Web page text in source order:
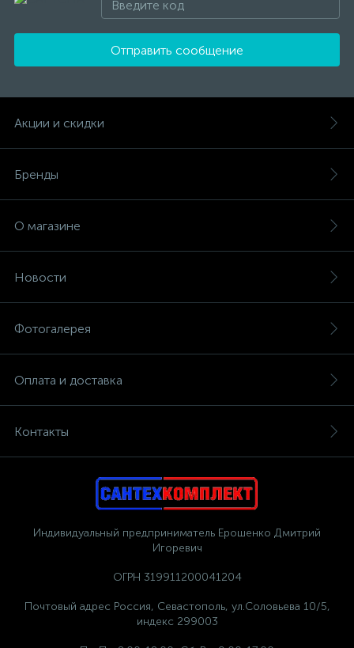
Отправить сообщение
Акции и скидки
Бренды
О магазине
Новости
Фотогалерея
Оплата и доставка
Контакты
Индивидуальный предприниматель Ерошенко Дмитрий
Игоревич
ОГРН 319911200041204
Почтовый адрес Россия, Севастополь, ул.Соловьева 10/5,
индекс 299003